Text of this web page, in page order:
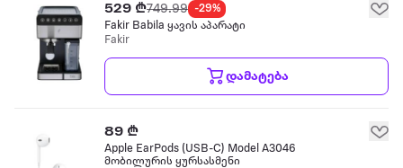
529 ₾749.99 -29%
Fakir Babila ყავის აპარატი
Fakir
დამატება
89 ₾
Apple EarPods (USB-C) Model A3046
მობილურის ყურსასმენი